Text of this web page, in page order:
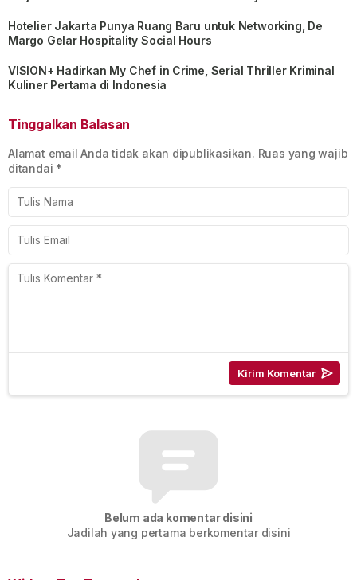
Hotelier Jakarta Punya Ruang Baru untuk Networking, De
Margo Gelar Hospitality Social Hours
VISION+ Hadirkan My Chef in Crime, Serial Thriller Kriminal
Kuliner Pertama di Indonesia
Tinggalkan Balasan
Alamat email Anda tidak akan dipublikasikan. Ruas yang wajib
ditandai *
Belum ada komentar disini
Jadilah yang pertama berkomentar disini